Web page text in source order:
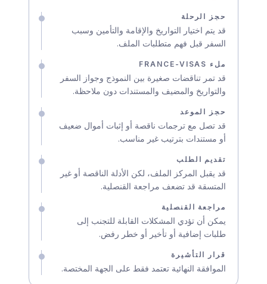
حجز الرحلة
قد يتم اختيار التواريخ والإقامة والتأمين وسبب
السفر قبل فهم متطلبات الملف.
ملء FRANCE-VISAS
قد تمر تناقضات صغيرة بين النموذج وجواز السفر
والتواريخ والمضيف والمستندات دون ملاحظة.
حجز الموعد
قد تصل مع ترجمات ناقصة أو إثبات أموال ضعيف
أو مستندات بترتيب غير مناسب.
تقديم الطلب
قد يقبل المركز الملف، لكن الأدلة الناقصة أو غير
المتسقة قد تضعف مراجعة القنصلية.
مراجعة القنصلية
يمكن أن تؤدي المشكلات القابلة للتجنب إلى
طلبات إضافية أو تأخير أو خطر رفض.
قرار التأشيرة
الموافقة النهائية تعتمد فقط على الجهة المختصة.